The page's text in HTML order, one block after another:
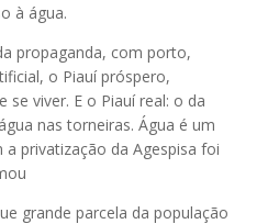
à água.
propaganda, com porto,
o Piauí próspero,
se viver. E o Piauí real: o da
nas torneiras. Água é um
privatização da Agespisa foi
grande parcela da população